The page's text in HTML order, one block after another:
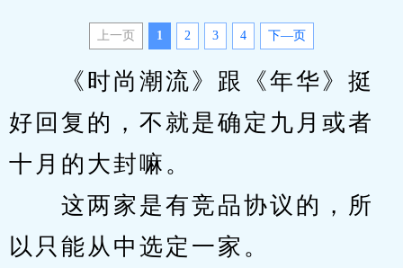
上一页 1 2 3 4 下—页
《时尚潮流》跟《年华》挺
好回复的，不就是确定九月或者
十月的大封嘛。
这两家是有竞品协议的，所
以只能从中选定一家。